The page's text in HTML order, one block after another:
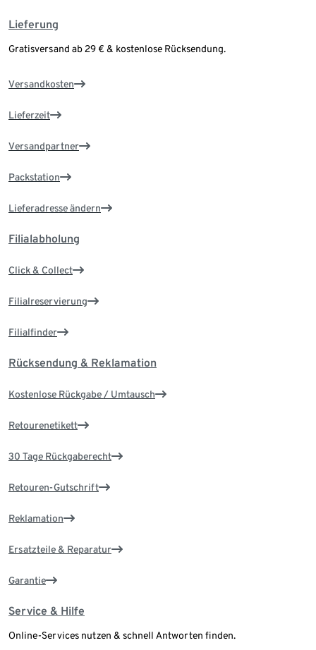
Lieferung
Gratisversand ab 29 € & kostenlose Rücksendung.
Versandkosten
Lieferzeit
Versandpartner
Packstation
Lieferadresse ändern
Filialabholung
Click & Collect
Filialreservierung
Filialfinder
Rücksendung & Reklamation
Kostenlose Rückgabe / Umtausch
Retourenetikett
30 Tage Rückgaberecht
Retouren-Gutschrift
Reklamation
Ersatzteile & Reparatur
Garantie
Service & Hilfe
Online-Services nutzen & schnell Antworten finden.